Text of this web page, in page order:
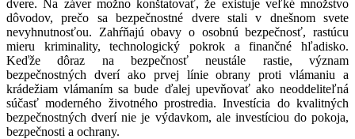
dvere. Na záver možno konštatovať, že existuje veľké množstvo
dôvodov, prečo sa bezpečnostné dvere stali v dnešnom svete
nevyhnutnosťou. Zahŕňajú obavy o osobnú bezpečnosť, rastúcu
mieru kriminality, technologický pokrok a finančné hľadisko.
Keďže dôraz na bezpečnosť neustále rastie, význam
bezpečnostných dverí ako prvej línie obrany proti vlámaniu a
krádežiam vlámaním sa bude ďalej upevňovať ako neoddeliteľná
súčasť moderného životného prostredia. Investícia do kvalitných
bezpečnostných dverí nie je výdavkom, ale investíciou do pokoja,
bezpečnosti a ochrany.